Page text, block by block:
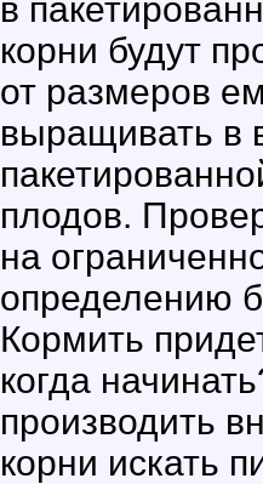
в
корни будут
от размеров
выращивать в
плодов.
на
определению
Кормить
когда
производить
корни искать